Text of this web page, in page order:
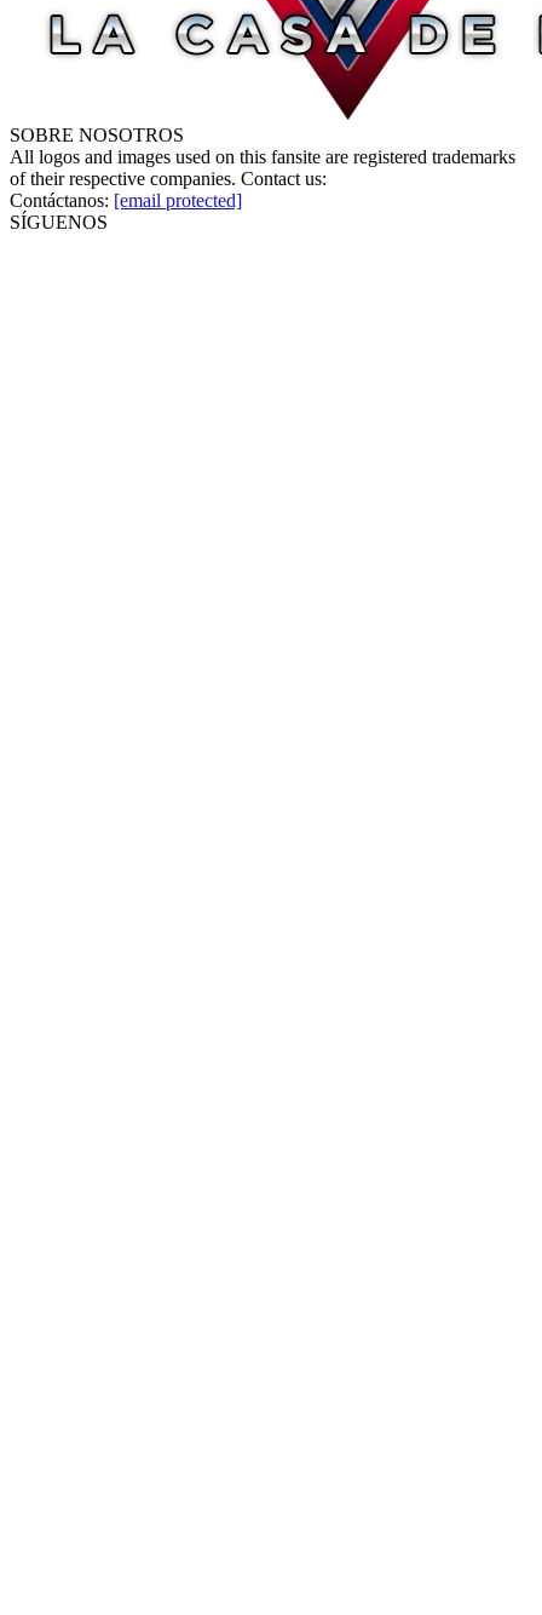
SOBRE NOSOTROS
All logos and images used on this fansite are registered trademarks
of their respective companies. Contact us:
Contáctanos: [email protected]
SÍGUENOS